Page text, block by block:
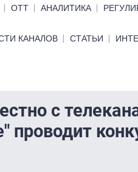
ОТТ АНАЛИТИКА
КАНАЛОВ СТАТЬИ
с
проводит